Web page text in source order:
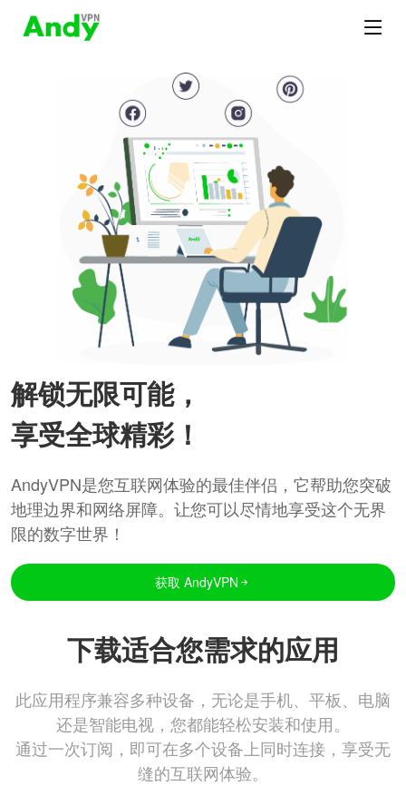
解锁无限可能，
享受全球精彩！
AndyVPN是您互联网体验的最佳伴侣，它帮助您突破
地理边界和网络屏障。让您可以尽情地享受这个无界
限的数字世界！
获取 AndyVPN
下载适合您需求的应用
此应用程序兼容多种设备，无论是手机、平板、电脑
还是智能电视，您都能轻松安装和使用。
通过一次订阅，即可在多个设备上同时连接，享受无
缝的互联网体验。